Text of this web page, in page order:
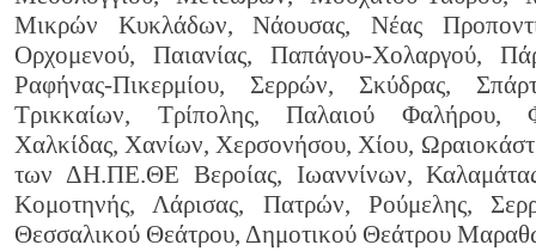
Μικρών Κυκλάδων, Νάουσας, Νέας
Ορχομενού, Παιανίας, Παπάγου-Χολαργού,
Ραφήνας-Πικερμίου, Σερρών, Σκύδρας,
Τρικκαίων, Τρίπολης, Παλαιού Φαλήρου,
Χαλκίδας, Χανίων, Χερσονήσου, Χίου,
των ΔΗ.ΠΕ.ΘΕ Βεροίας, Ιωαννίνων,
Κομοτηνής, Λάρισας, Πατρών, Ρούμελης,
Θεσσαλικού Θεάτρου, Δημοτικού Θεάτρου